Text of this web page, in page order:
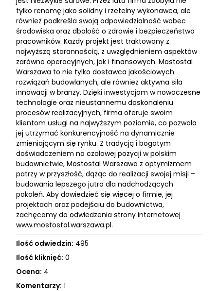
tylko renomę jako solidny i rzetelny wykonawca, ale
również podkreśla swoją odpowiedzialność wobec
środowiska oraz dbałość o zdrowie i bezpieczeństwo
pracowników. Każdy projekt jest traktowany z
najwyższą starannością, z uwzględnieniem aspektów
zarówno operacyjnych, jak i finansowych. Mostostal
Warszawa to nie tylko dostawca jakościowych
rozwiązań budowlanych, ale również aktywna siła
innowacji w branży. Dzięki inwestycjom w nowoczesne
technologie oraz nieustannemu doskonaleniu
procesów realizacyjnych, firma oferuje swoim
klientom usługi na najwyższym poziomie, co pozwala
jej utrzymać konkurencyjność na dynamicznie
zmieniającym się rynku. Z tradycją i bogatym
doświadczeniem na czołowej pozycji w polskim
budownictwie, Mostostal Warszawa z optymizmem
patrzy w przyszłość, dążąc do realizacji swojej misji –
budowania lepszego jutra dla nadchodzących
pokoleń. Aby dowiedzieć się więcej o firmie, jej
projektach oraz podejściu do budownictwa,
zachęcamy do odwiedzenia strony internetowej
www.mostostal.warszawa.pl.
Ilość odwiedzin: 495
Ilość kliknięć: 0
Ocena: 4
Komentarzy: 1